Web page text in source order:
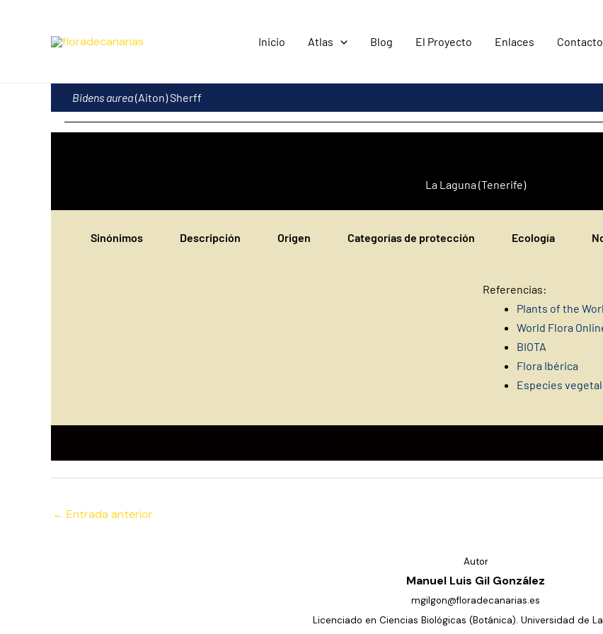
contenido
Inicio Atlas Blog El Proyecto Enlaces Contacto
Bidens aurea(Aiton) Sherff
La Laguna (Tenerife)
Sinónimos Descripción Origen Categorías de protección Ecología
Referencias:
Plants of the
World Flora
BIOTA
Flora Ibérica
Especies
← Entrada anterior
Autor
Manuel Luis Gil González
mgilgon@floradecanarias.es
Licenciado en Ciencias Biológicas (Botánica). Universidad de